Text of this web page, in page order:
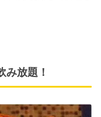
み放題！